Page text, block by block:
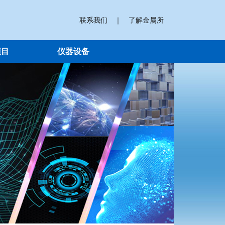
联系我们 ｜ 了解金属所
仪器设备